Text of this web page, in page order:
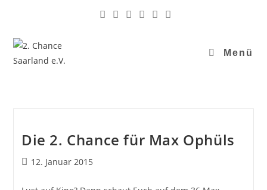
Menü
Die 2. Chance für Max Ophüls
12. Januar 2015